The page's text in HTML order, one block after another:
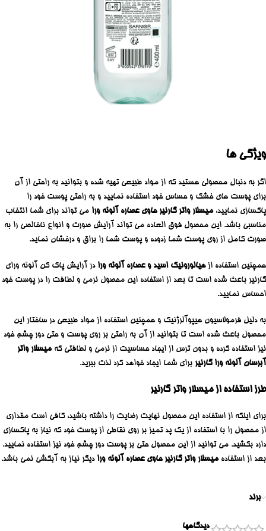
ویژگی ها
اگر به دنبال محصولی هستید که از مواد طبیعی تهیه شده و بتوانید به راحتی از آن
برای پوست های خشک و حساس خود استفاده نمایید و به راحتی پوست خود را
پاکسازی نمایید،میسلار واتر گارنیر حاوی عصاره آلوئه ورا می تواند برای شما انتخاب
مناسبی باشد. این محصول فوق العاده می تواند آرایش صورت و انواع ناخالصی را به
صورت کامل از روی پوست شما زدوده و پوست شما را براق و درخشان نماید.
همچنین استفاده ازهیالورونیک اسید و عصاره آلوئه ورا در آرایش پاک کن آلوئه ورای
گارنیر باعث شده است تا بعد از استفاده این محصول نرمی و لطافت را در پوست خود
احساس نمایید.
به دلیل فرمولاسیون هیپوآلرژنیک و همچنین استفاده از مواد طبیعی در ساختار این
محصول باعث شده است تا بتوانید از آن به راحتی بر روی پوست و حتی دور چشم خود
نیز استفاده کرده و بدون ترس از ایجاد حساسیت از نرمی و لطافتی که میسلار واتر
آبرسان آلوئه ورا گارنیر برای شما ایجاد خواهد کرد لذت ببرید.
طرز استفاده از میسلار واتر گارنیر
برای اینکه از استفاده این محصول نهایت رضایت را داشته باشید، کافی است مقداری
از محصول را با استفاده از یک پد تمیز بر روی نقاطی از پوست خود که نیاز به پاکسازی
دارد بکشید. می توانید از این محصول حتی بر پوست دور چشم خود نیز استفاده نمایید.
بعد از استفادهمیسلار واتر گارنیر حاوی عصاره آلوئه ورا دیگر نیاز به آبکشی نمی باشد.
برند
دیدگاهها